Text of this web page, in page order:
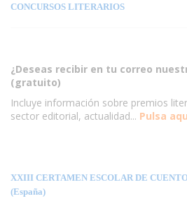
CONCURSOS LITERARIOS
¿Deseas recibir en tu correo
(gratuito)
Incluye información sobre premios
sector editorial, actualidad... Pulsa
XXIII CERTAMEN ESCOLAR DE
(España)